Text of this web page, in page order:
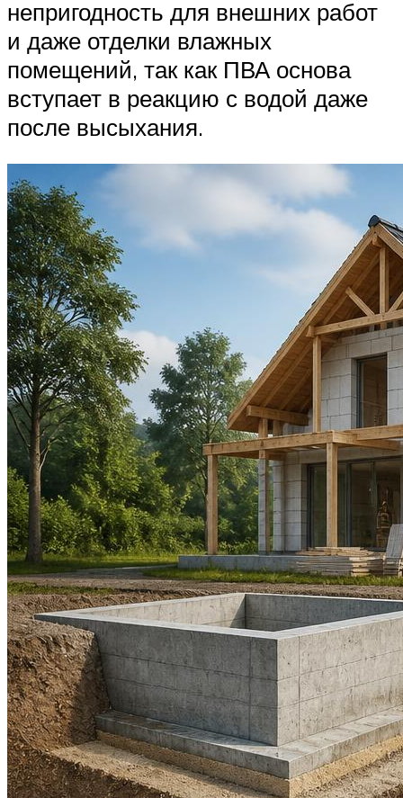
непригодность для внешних работ
и даже отделки влажных
помещений, так как ПВА основа
вступает в реакцию с водой даже
после высыхания.